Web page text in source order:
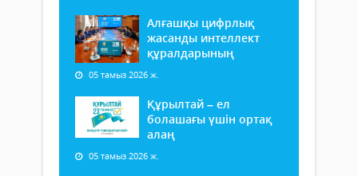
Алғашқы цифрлық
жасанды интеллект
құралдарының
05 тамыз 2026 ж.
Құрылтай – ел
болашағы үшін ортақ
алаң
05 тамыз 2026 ж.